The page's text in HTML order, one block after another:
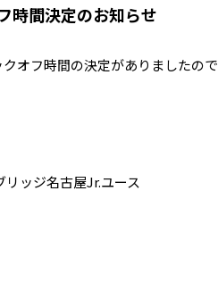
時間決定のお知らせ
オフ時間の決定がありましたので
ッジ名古屋Jr.ユース